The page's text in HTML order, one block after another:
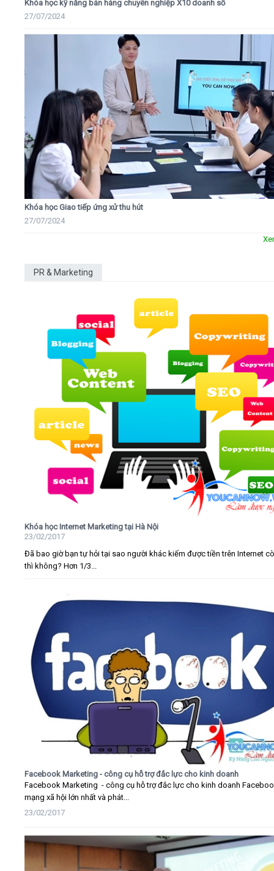
Khóa học kỹ năng bán hàng chuyên nghiệp X10 doanh số
27/07/2024
Khóa học Giao tiếp ứng xử thu hút
27/07/2024
PR & Marketing
Khóa học Internet Marketing tại Hà Nội
23/02/2017
Đã bao giờ bạn tự hỏi tại sao người khác kiếm được tiền trên Internet
thì không? Hơn 1/3...
Facebook Marketing - công cụ hỗ trợ đắc lực cho kinh doanh
Facebook Marketing - công cụ hỗ trợ đắc lực cho kinh doanh
mạng xã hội lớn nhất và phát...
23/02/2017